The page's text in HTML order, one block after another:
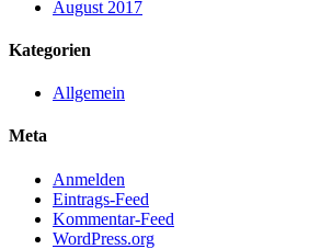
August 2017
Kategorien
Allgemein
Meta
Anmelden
Eintrags-Feed
Kommentar-Feed
WordPress.org